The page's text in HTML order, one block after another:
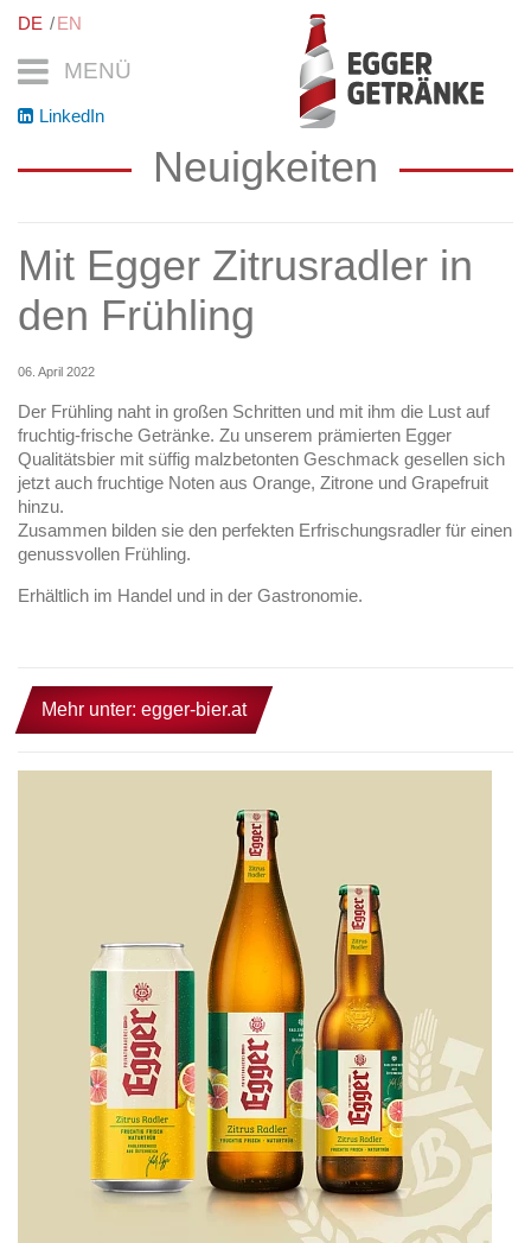
MENÜ
DE EN
LinkedIn
Neuigkeiten
Mit Egger Zitrusradler in
den Frühling
06. April 2022
Der Frühling naht in großen Schritten und mit ihm die Lust auf
fruchtig-frische Getränke. Zu unserem prämierten Egger
Qualitätsbier mit süffig malzbetonten Geschmack gesellen sich
jetzt auch fruchtige Noten aus Orange, Zitrone und Grapefruit
hinzu.
Zusammen bilden sie den perfekten Erfrischungsradler für einen
genussvollen Frühling.
Erhältlich im Handel und in der Gastronomie.
Mehr unter: egger-bier.at